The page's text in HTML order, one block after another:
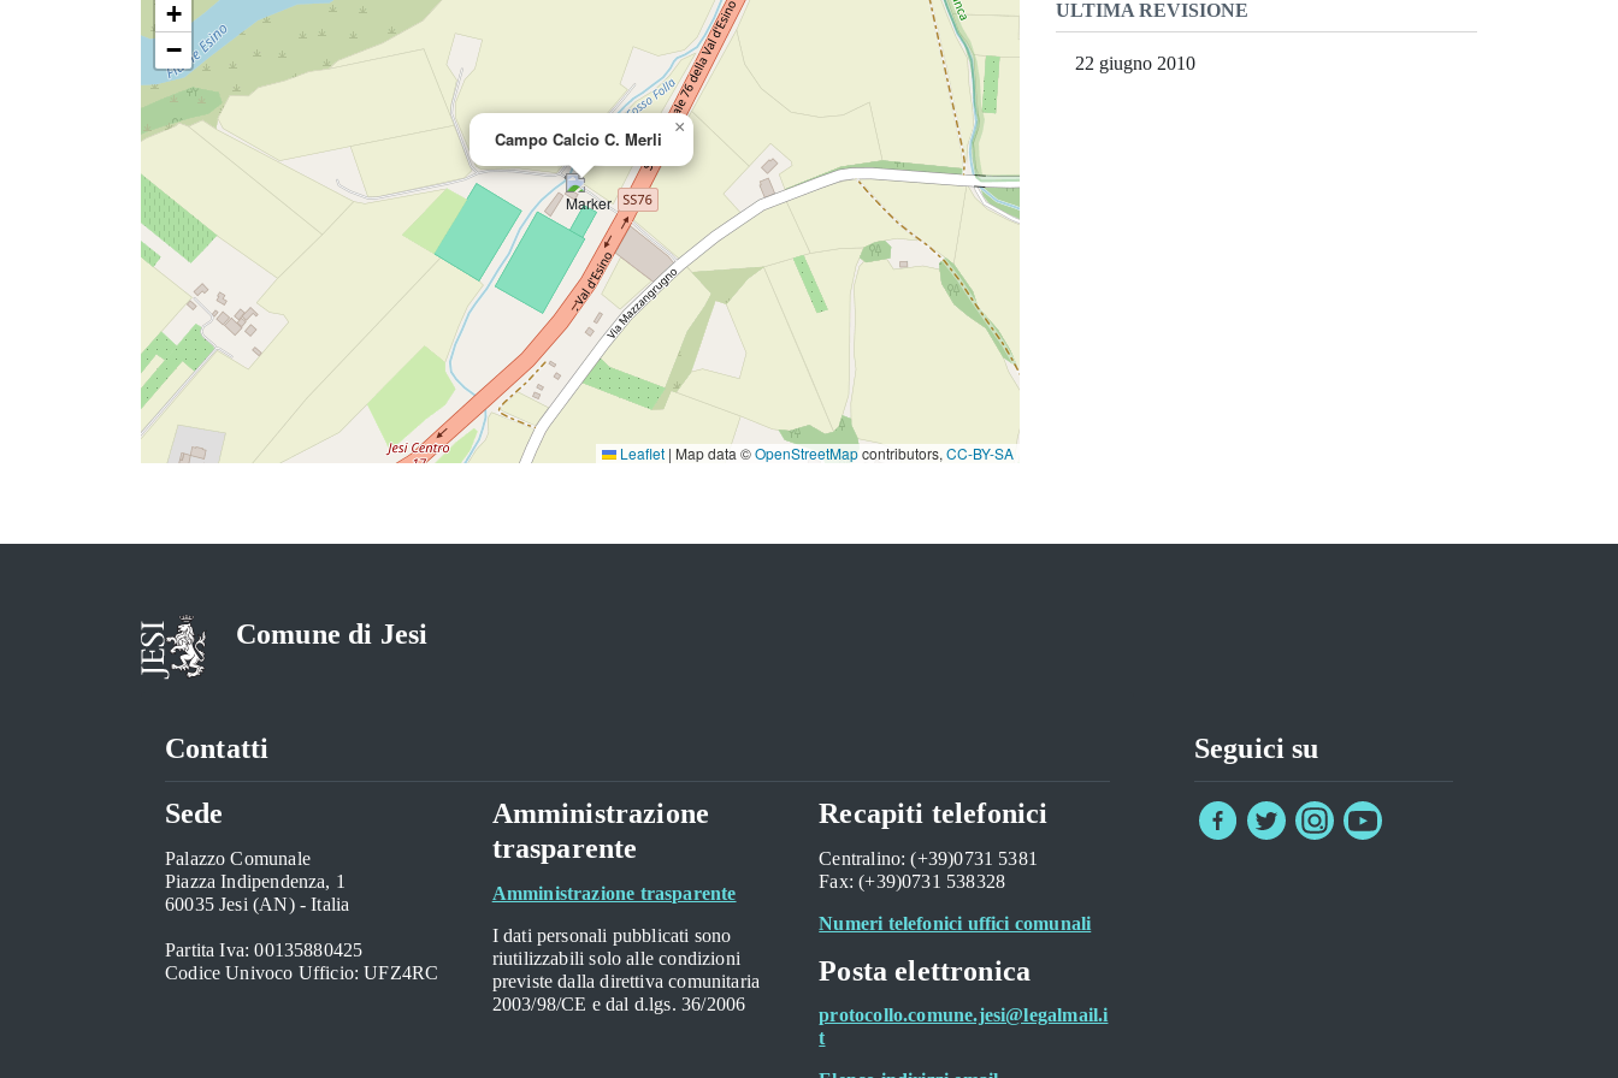
Campo Calcio C. Merli
×
+
−
Leaflet | Map data ©OpenStreetMapcontributors, CC-BY-SA
ULTIMA REVISIONE
22 giugno 2010
Comune di Jesi
Contatti
Sede
Palazzo Comunale
Piazza Indipendenza, 1
60035 Jesi (AN) - Italia
Partita Iva: 00135880425
Codice Univoco Ufficio: UFZ4RC
Amministrazione
trasparente
Amministrazione trasparente
I dati personali pubblicati sono
riutilizzabili solo alle condizioni
previste dalla direttiva comunitaria
2003/98/CE e dal d.lgs. 36/2006
Recapiti telefonici
Centralino: (+39)0731 5381
Fax: (+39)0731 538328
Numeri telefonici uffici comunali
Posta elettronica
protocollo.comune.jesi@legalmail.i
t
Seguici su